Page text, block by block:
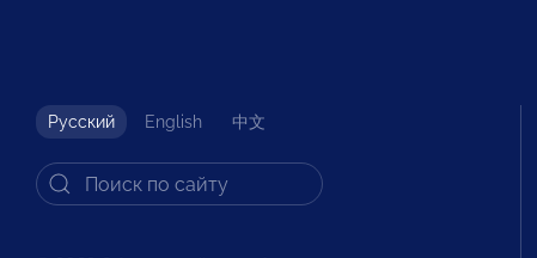
Русский English 中文